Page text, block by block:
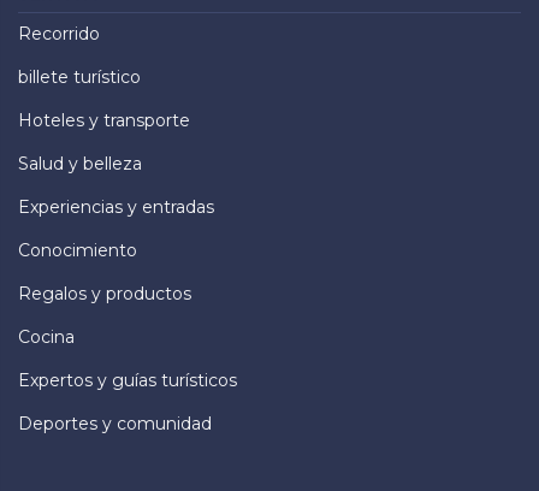
Recorrido
billete turístico
Hoteles y transporte
Salud y belleza
Experiencias y entradas
Conocimiento
Regalos y productos
Cocina
Expertos y guías turísticos
Deportes y comunidad